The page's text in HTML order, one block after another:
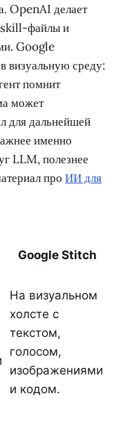
OpenAI делает
skill-файлы и
Google
визуальную среду:
помнит
может
для дальнейшей
именно
LLM, полезнее
про ИИ для
Google Stitch
На визуальном
холсте с
текстом,
голосом,
изображениями
и кодом.